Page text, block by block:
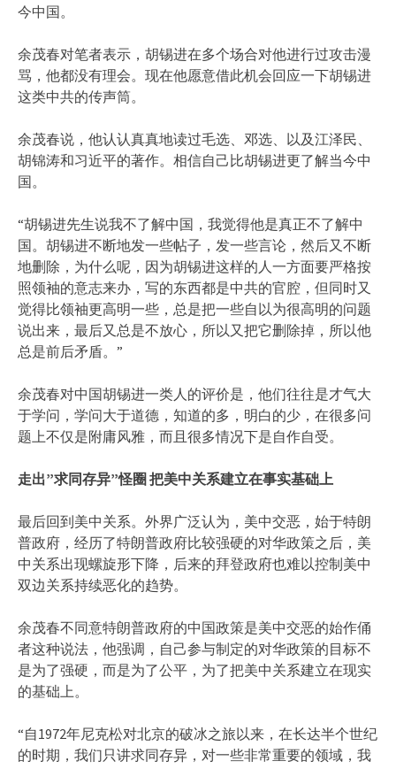
今中国。
余茂春对笔者表示，胡锡进在多个场合对他进行过攻击漫
骂，他都没有理会。现在他愿意借此机会回应一下胡锡进
这类中共的传声筒。
余茂春说，他认认真真地读过毛选、邓选、以及江泽民、
胡锦涛和习近平的著作。相信自己比胡锡进更了解当今中
国。
“胡锡进先生说我不了解中国，我觉得他是真正不了解中
国。胡锡进不断地发一些帖子，发一些言论，然后又不断
地删除，为什么呢，因为胡锡进这样的人一方面要严格按
照领袖的意志来办，写的东西都是中共的官腔，但同时又
觉得比领袖更高明一些，总是把一些自以为很高明的问题
说出来，最后又总是不放心，所以又把它删除掉，所以他
总是前后矛盾。”
余茂春对中国胡锡进一类人的评价是，他们往往是才气大
于学问，学问大于道德，知道的多，明白的少，在很多问
题上不仅是附庸风雅，而且很多情况下是自作自受。
走出”求同存异”怪圈 把美中关系建立在事实基础上
最后回到美中关系。外界广泛认为，美中交恶，始于特朗
普政府，经历了特朗普政府比较强硬的对华政策之后，美
中关系出现螺旋形下降，后来的拜登政府也难以控制美中
双边关系持续恶化的趋势。
余茂春不同意特朗普政府的中国政策是美中交恶的始作俑
者这种说法，他强调，自己参与制定的对华政策的目标不
是为了强硬，而是为了公平，为了把美中关系建立在现实
的基础上。
“自1972年尼克松对北京的破冰之旅以来，在长达半个世纪
的时期，我们只讲求同存异，对一些非常重要的领域，我